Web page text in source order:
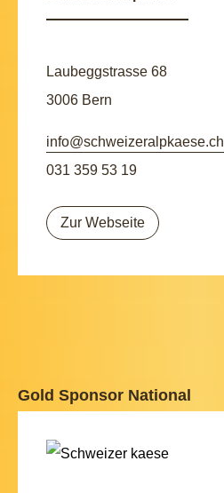
Laubeggstrasse 68
3006 Bern
info@schweizeralpkaese.ch
031 359 53 19
Zur Webseite
Gold Sponsor National